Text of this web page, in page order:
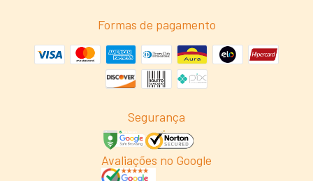
Formas de pagamento
Segurança
Avaliações no Google